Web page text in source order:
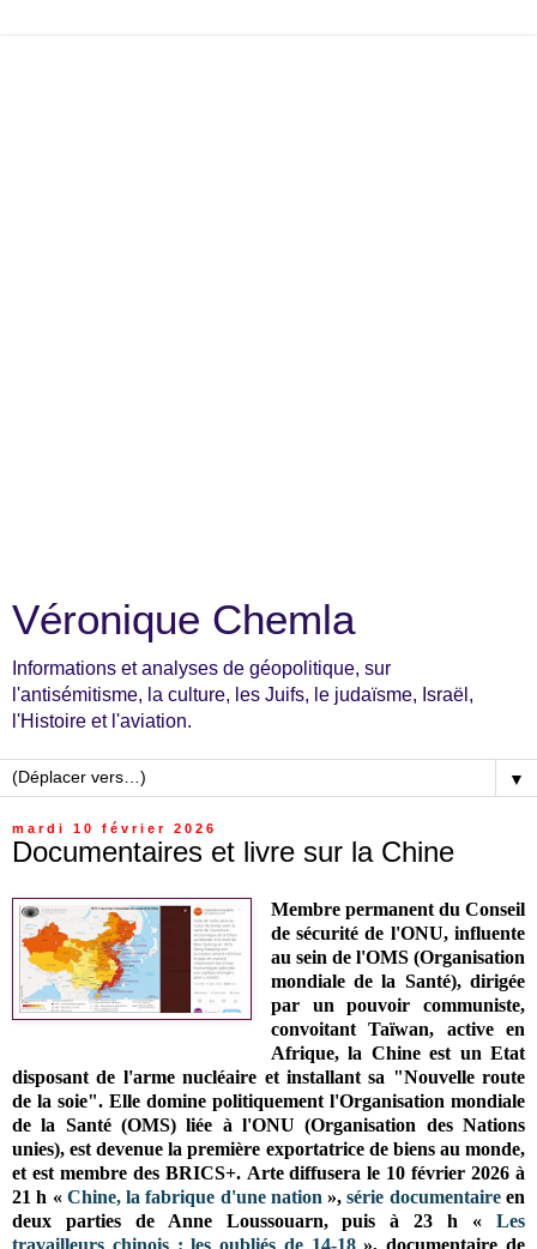
Véronique Chemla
Informations et analyses de géopolitique, sur
l'antisémitisme, la culture, les Juifs, le judaïsme, Israël,
l'Histoire et l'aviation.
▼
mardi 10 février 2026
Documentaires et livre sur la Chine
Membre permanent du Conseil
de sécurité de l'ONU, influente
au sein de l'OMS (Organisation
mondiale de la Santé), dirigée
par un pouvoir communiste,
convoitant Taïwan, active en
Afrique, la Chine est un Etat
disposant de l'arme nucléaire et installant sa "Nouvelle route
de la soie". Elle domine politiquement l'Organisation mondiale
de la Santé (OMS) liée à l'ONU (Organisation des Nations
unies), est devenue la première exportatrice de biens au monde,
et est membre des BRICS+. Arte diffusera le 10 février 2026 à
21 h « Chine, la fabrique d'une nation »,série documentaireen
deux parties de Anne Loussouarn, puisà 23 h «Les
travailleurs chinois : les oubliés de 14-18», documentaire de